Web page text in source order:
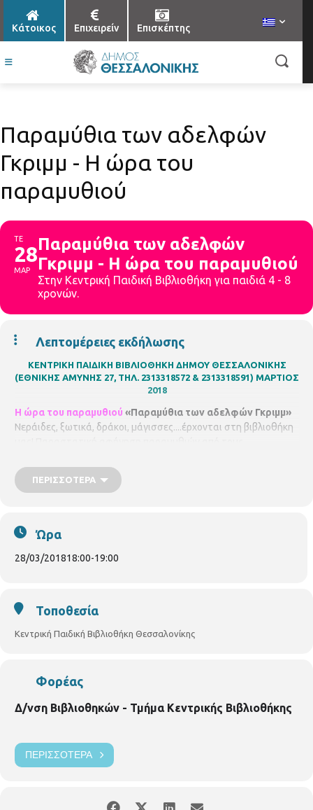
Κάτοικος Επιχειρείν Επισκέπτης
Παραμύθια των αδελφών
Γκριμμ - Η ώρα του
παραμυθιού
ΤΕ
28
ΜΑΡ
Παραμύθια των αδελφών
Γκριμμ - Η ώρα του παραμυθιού
Στην Κεντρική Παιδική Βιβλιοθήκη για παιδιά 4 - 8
χρονών.
Λεπτομέρειες εκδήλωσης
ΚΕΝΤΡΙΚΗ ΠΑΙΔΙΚΗ ΒΙΒΛΙΟΘΗΚΗ ΔΗΜΟΥ ΘΕΣΣΑΛΟΝΙΚΗΣ
(ΕΘΝΙΚΗΣ ΑΜΥΝΗΣ 27, ΤΗΛ. 2313318572 & 2313318591) ΜΑΡΤΙΟΣ
2018
Η ώρα του παραμυθιού «Παραμύθια των αδελφών Γκριμμ»
Νεράιδες, ξωτικά, δράκοι, μάγισσες....έρχονται στη βιβλιοθήκη
Αγνή Λούκα
, μαζί τους στον ήχο η
ακολουθήσει μουσικοκινητικό παιχνίδι. Για παιδιά 4-8 ετών
ΠΕΡΙΣΣΌΤΕΡΑ
Ώρα
28/03/201818:00-19:00
Τοποθεσία
Κεντρική Παιδική Βιβλιοθήκη Θεσσαλονίκης
Φορέας
Δ/νση Βιβλιοθηκών - Τμήμα Κεντρικής Βιβλιοθήκης
ΠΕΡΙΣΣΌΤΕΡΑ